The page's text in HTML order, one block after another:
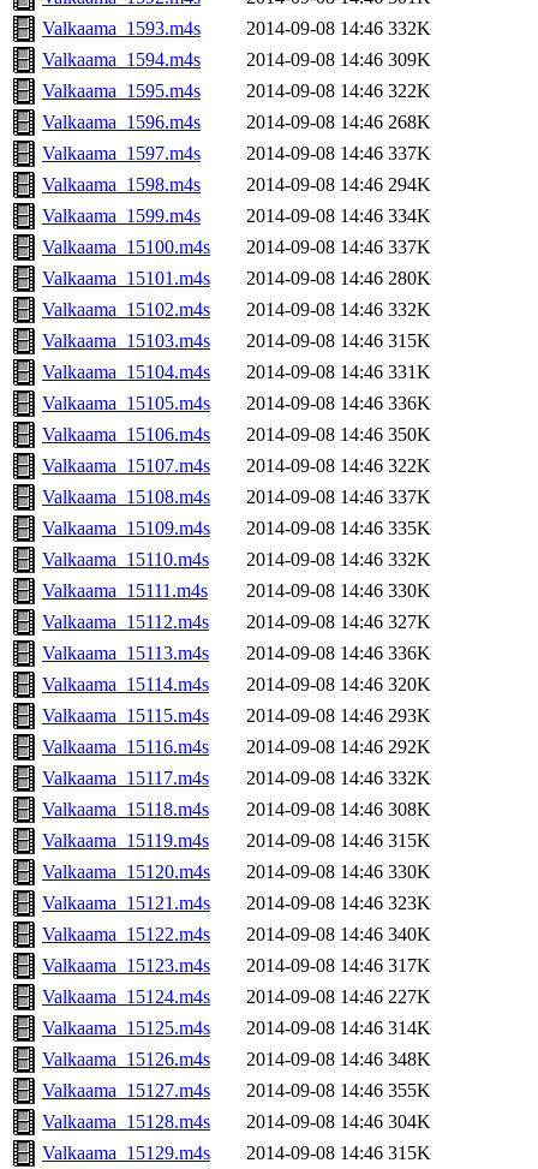
Valkaama_1593.m4s
2014-09-08 14:46 332K
Valkaama_1594.m4s
2014-09-08 14:46 309K
Valkaama_1595.m4s
2014-09-08 14:46 322K
Valkaama_1596.m4s
2014-09-08 14:46 268K
Valkaama_1597.m4s
2014-09-08 14:46 337K
Valkaama_1598.m4s
2014-09-08 14:46 294K
Valkaama_1599.m4s
2014-09-08 14:46 334K
Valkaama_15100.m4s
2014-09-08 14:46 337K
Valkaama_15101.m4s
2014-09-08 14:46 280K
Valkaama_15102.m4s
2014-09-08 14:46 332K
Valkaama_15103.m4s
2014-09-08 14:46 315K
Valkaama_15104.m4s
2014-09-08 14:46 331K
Valkaama_15105.m4s
2014-09-08 14:46 336K
Valkaama_15106.m4s
2014-09-08 14:46 350K
Valkaama_15107.m4s
2014-09-08 14:46 322K
Valkaama_15108.m4s
2014-09-08 14:46 337K
Valkaama_15109.m4s
2014-09-08 14:46 335K
Valkaama_15110.m4s
2014-09-08 14:46 332K
Valkaama_15111.m4s
2014-09-08 14:46 330K
Valkaama_15112.m4s
2014-09-08 14:46 327K
Valkaama_15113.m4s
2014-09-08 14:46 336K
Valkaama_15114.m4s
2014-09-08 14:46 320K
Valkaama_15115.m4s
2014-09-08 14:46 293K
Valkaama_15116.m4s
2014-09-08 14:46 292K
Valkaama_15117.m4s
2014-09-08 14:46 332K
Valkaama_15118.m4s
2014-09-08 14:46 308K
Valkaama_15119.m4s
2014-09-08 14:46 315K
Valkaama_15120.m4s
2014-09-08 14:46 330K
Valkaama_15121.m4s
2014-09-08 14:46 323K
Valkaama_15122.m4s
2014-09-08 14:46 340K
Valkaama_15123.m4s
2014-09-08 14:46 317K
Valkaama_15124.m4s
2014-09-08 14:46 227K
Valkaama_15125.m4s
2014-09-08 14:46 314K
Valkaama_15126.m4s
2014-09-08 14:46 348K
Valkaama_15127.m4s
2014-09-08 14:46 355K
Valkaama_15128.m4s
2014-09-08 14:46 304K
Valkaama_15129.m4s
2014-09-08 14:46 315K